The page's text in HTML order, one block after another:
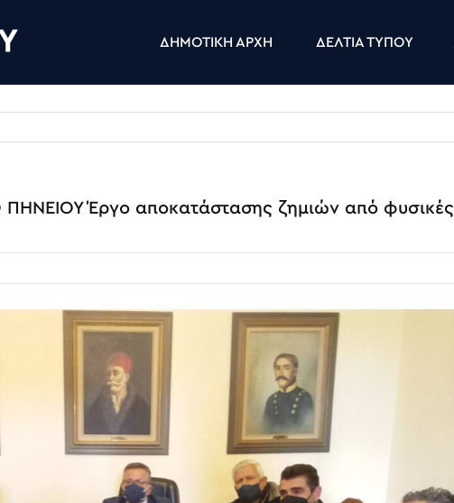
ΔΗΜΟΤΙΚΗ ΑΡΧΗ ΔΕΛΤΙΑ ΤΥΠΟΥ
Έργο αποκατάστασης ζημιών από φυσικές